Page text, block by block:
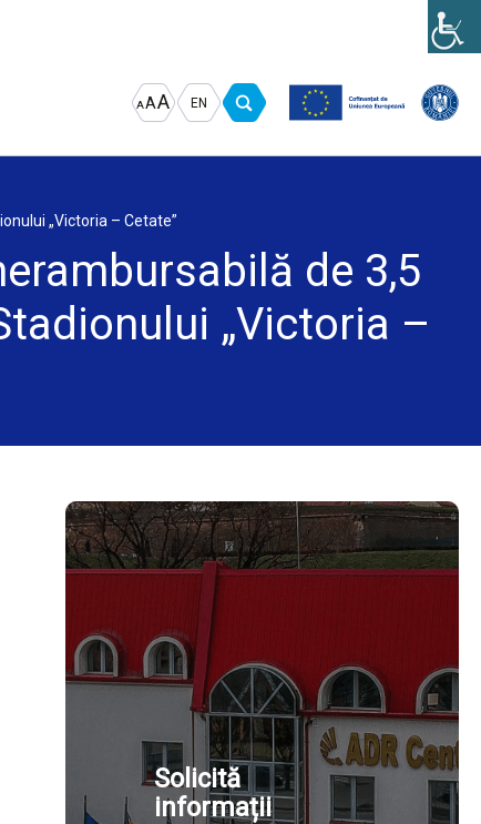
A
Decrease
font
A Reset
font
AIncrease
font
EN
„Victoria – Cetate”
de 3,5
„Victoria –
Solicită
informații